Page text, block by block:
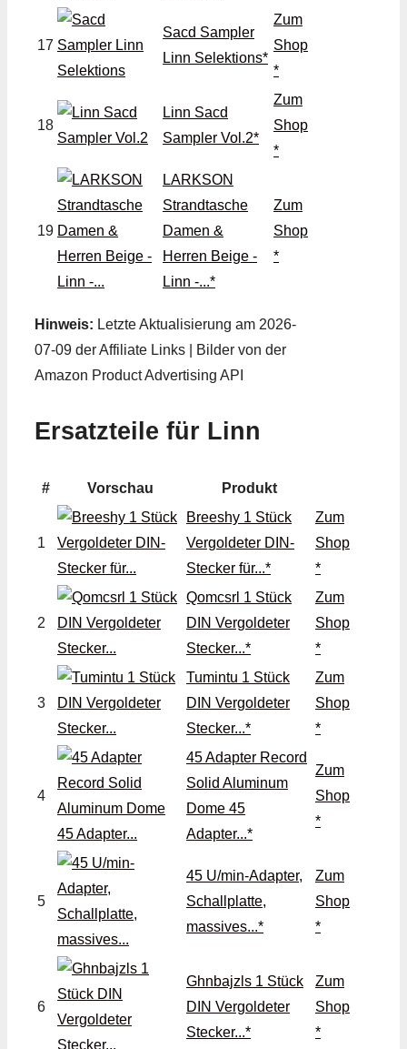
17
Sacd Sampler
Linn Selektions*
Zum
Shop
*
18
Linn Sacd
Sampler Vol.2*
Zum
Shop
*
19
LARKSON
Strandtasche
Damen &
Herren Beige -
Linn -...*
Zum
Shop
*
Hinweis: Letzte Aktualisierung am 2026-
07-09 der Affiliate Links | Bilder von der
Amazon Product Advertising API
Ersatzteile für Linn
# Vorschau Produkt
1
Breeshy 1 Stück
Vergoldeter DIN-
Stecker für...*
Zum
Shop
*
2
Qomcsrl 1 Stück
DIN Vergoldeter
Stecker...*
Zum
Shop
*
3
Tumintu 1 Stück
DIN Vergoldeter
Stecker...*
Zum
Shop
*
4
45 Adapter Record
Solid Aluminum
Dome 45
Adapter...*
Zum
Shop
*
5
45 U/min-Adapter,
Schallplatte,
massives...*
Zum
Shop
*
6
Ghnbajzls 1 Stück
DIN Vergoldeter
Stecker...*
Zum
Shop
*